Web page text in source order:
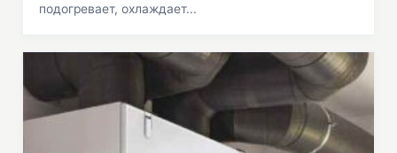
подогревает, охлаждает...